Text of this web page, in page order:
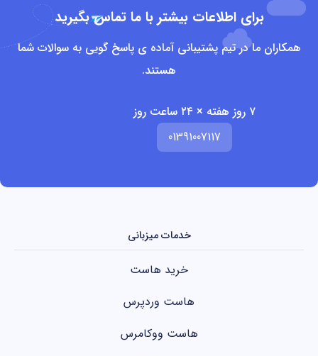
برای اطلاعات بیشتر با ما تماس بگیرید
همکاران ما در تیم پشتیبانی آماده ی پاسخ گویی به سوالات شما
هستند.
۷ روز هفته × ۲۴ ساعت روز
01391007117
خدمات میزبانی
خرید هاست
هاست وردپرس
هاست ووکامرس